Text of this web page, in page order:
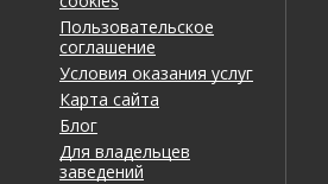
Все чики бамбони, пар, жар
Полезный отзыв?
10
21.02.2024 в 02:21
Пользовательское
соглашение
Условия оказания услуг
Карта сайта
Блог
Для владельцев
заведений